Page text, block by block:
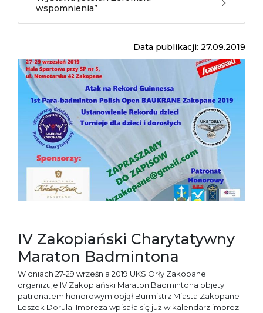
wspomnienia”
Data publikacji: 27.09.2019
IV Zakopiański Charytatywny
Maraton Badmintona
W dniach 27-29 września 2019 UKS Orły Zakopane
organizuje IV Zakopiański Maraton Badmintona objęty
patronatem honorowym objął Burmistrz Miasta Zakopane
Leszek Dorula. Impreza wpisała się już w kalendarz imprez